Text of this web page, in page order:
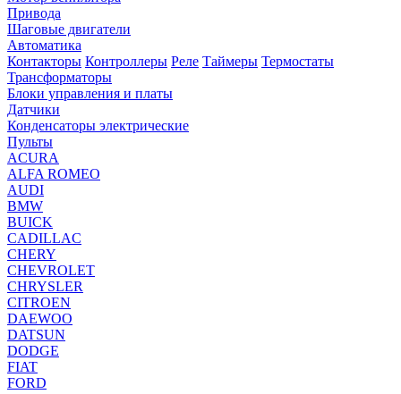
Привода
Шаговые двигатели
Автоматика
Контакторы Контроллеры Реле Таймеры Термостаты
Трансформаторы
Блоки управления и платы
Датчики
Конденсаторы электрические
Пульты
ACURA
ALFA ROMEO
AUDI
BMW
BUICK
CADILLAC
CHERY
CHEVROLET
CHRYSLER
CITROEN
DAEWOO
DATSUN
DODGE
FIAT
FORD